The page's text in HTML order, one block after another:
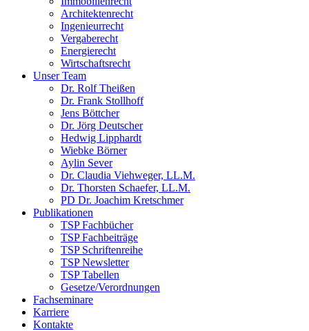
Architektenrecht
Ingenieurrecht
Vergaberecht
Energierecht
Wirtschaftsrecht
Unser Team
Dr. Rolf Theißen
Dr. Frank Stollhoff
Jens Böttcher
Dr. Jörg Deutscher
Hedwig Lipphardt
Wiebke Börner
Aylin Sever
Dr. Claudia Viehweger, LL.M.
Dr. Thorsten Schaefer, LL.M.
PD Dr. Joachim Kretschmer
Publikationen
TSP Fachbücher
TSP Fachbeiträge
TSP Schriftenreihe
TSP Newsletter
TSP Tabellen
Gesetze/Verordnungen
Fachseminare
Karriere
Kontakte